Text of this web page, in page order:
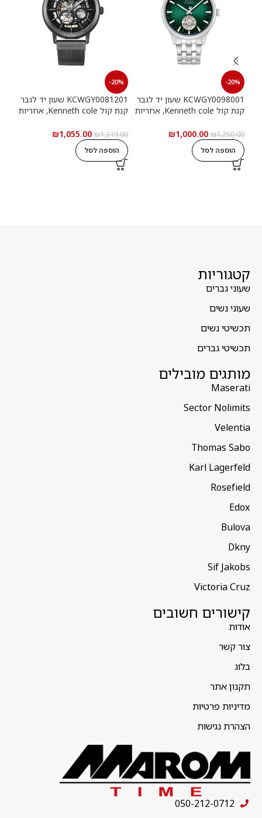
-20%
KCWGY0098001 שעון יד לגבר
קנת קול Kenneth cole, אחריות
₪1,250.00
₪1,000.00
הוספה לסל
-20%
KCWGY0081201 שעון יד לגבר
קנת קול Kenneth cole, אחריות
₪1,319.00
₪1,055.00
הוספה לסל
קטגוריות
שעוני גברים
שעוני נשים
תכשיטי נשים
תכשיטי גברים
מותגים מובילים
Maserati
Sector Nolimits
Velentia
Thomas Sabo
Karl Lagerfeld
Rosefield
Edox
Bulova
Dkny
Sif Jakobs
Victoria Cruz
קישורים חשובים
אודות
צור קשר
בלוג
תקנון אתר
מדיניות פרטיות
הצהרת נגישות
050-212-0712